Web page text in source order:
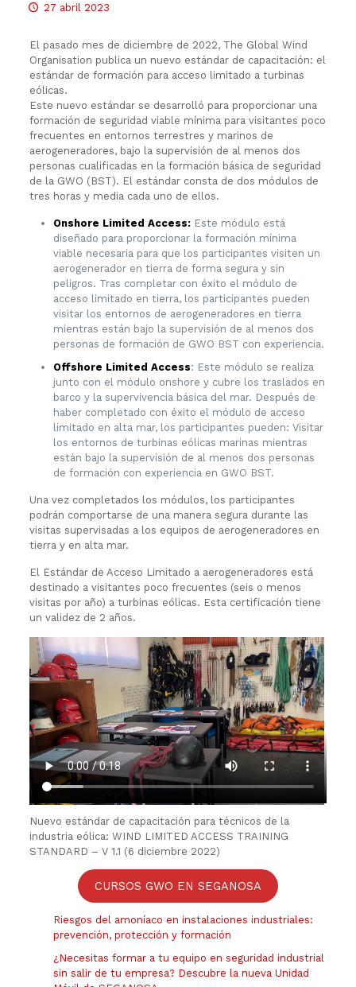
27 abril 2023
El pasado mes de diciembre de 2022, The Global Wind
Organisation publica un nuevo estándar de capacitación: el
estándar de formación para acceso limitado a turbinas
eólicas.
Este nuevo estándar se desarrolló para proporcionar una
formación de seguridad viable mínima para visitantes poco
frecuentes en entornos terrestres y marinos de
aerogeneradores, bajo la supervisión de al menos dos
personas cualificadas en la formación básica de seguridad
de la GWO (BST). El estándar consta de dos módulos de
tres horas y media cada uno de ellos.
Onshore Limited Access: Este módulo está
diseñado para proporcionar la formación mínima
viable necesaria para que los participantes visiten un
aerogenerador en tierra de forma segura y sin
peligros. Tras completar con éxito el módulo de
acceso limitado en tierra, los participantes pueden
visitar los entornos de aerogeneradores en tierra
mientras están bajo la supervisión de al menos dos
personas de formación de GWO BST con experiencia.
Offshore Limited Access: Este módulo se realiza
junto con el módulo onshore y cubre los traslados en
barco y la supervivencia básica del mar. Después de
haber completado con éxito el módulo de acceso
limitado en alta mar, los participantes pueden: Visitar
los entornos de turbinas eólicas marinas mientras
están bajo la supervisión de al menos dos personas
de formación con experiencia en GWO BST.
Una vez completados los módulos, los participantes
podrán comportarse de una manera segura durante las
visitas supervisadas a los equipos de aerogeneradores en
tierra y en alta mar.
El Estándar de Acceso Limitado a aerogeneradores está
destinado a visitantes poco frecuentes (seis o menos
visitas por año) a turbinas eólicas. Esta certificación tiene
un validez de 2 años.
Nuevo estándar de capacitación para técnicos de la
industria eólica: WIND LIMITED ACCESS TRAINING
STANDARD – V 1.1 (6 diciembre 2022)
CURSOS GWO EN SEGANOSA
Riesgos del amoníaco en instalaciones industriales:
prevención, protección y formación
¿Necesitas formar a tu equipo en seguridad industrial
sin salir de tu empresa? Descubre la nueva Unidad